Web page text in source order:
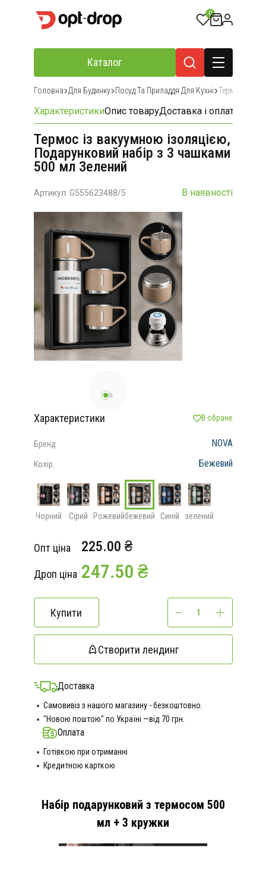
0
Каталог
Головна Для Будинку Посуд Та Приладдя Для Кухні Термоси
ХарактеристикиОпис товаруДоставка і оплата
Термос із вакуумною ізоляцією,
Подарунковий набір з 3 чашками
500 мл Зелений
Артикул: G555623488/5 В наявності
Характеристики В обране
Бренд NOVA
Колір: Бежевий
Чорний Сірий Рожевийбежевий Синій зелений
Опт ціна 225.00 ₴
Дроп ціна 247.50 ₴
Купити
Створити лендинг
Доставка
Самовивіз з нашого магазину - безкоштовно.
"Новою поштою" по Україні —від 70 грн.
Оплата
Готівкою при отриманні
Кредитною карткою
Набір подарунковий з термосом 500
мл + 3 кружки